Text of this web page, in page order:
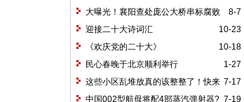
8-7
大曝光！襄阳查处庞公大桥串标腐败
案 多人被抓
10-23
迎接二十大诗词汇
10-18
《欢庆党的二十大》
1-27
民心春晚于北京顺利举行
7-17
这些小区乱堆放真的该整整了！快来
看看你的小区有没有类似情况
7-19
中国002型航母将配4部蒸汽弹射器?